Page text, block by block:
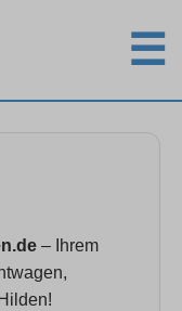
☰
– Ihrem